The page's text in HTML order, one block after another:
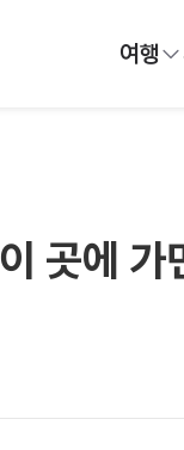
여행
이 곳에 가